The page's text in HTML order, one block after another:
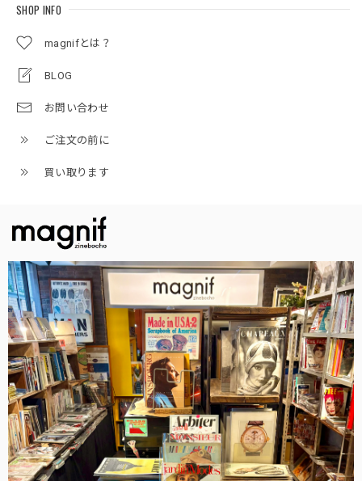
SHOP INFO
magnifとは？
BLOG
お問い合わせ
ご注文の前に
買い取ります